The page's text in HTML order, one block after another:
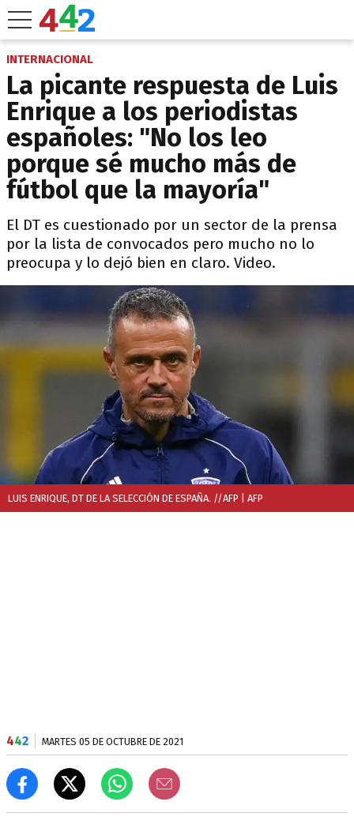
INTERNACIONAL
La picante respuesta de Luis
Enrique a los periodistas
españoles: "No los leo
porque sé mucho más de
fútbol que la mayoría"
El DT es cuestionado por un sector de la prensa
por la lista de convocados pero mucho no lo
preocupa y lo dejó bien en claro. Video.
LUIS ENRIQUE, DT DE LA SELECCIÓN DE ESPAÑA. //AFP | AFP
442 MARTES 05 DE OCTUBRE DE 2021